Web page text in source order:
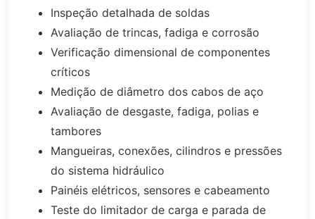
Inspeção detalhada de soldas
Avaliação de trincas, fadiga e corrosão
Verificação dimensional de componentes
críticos
Medição de diâmetro dos cabos de aço
Avaliação de desgaste, fadiga, polias e
tambores
Mangueiras, conexões, cilindros e pressões
do sistema hidráulico
Painéis elétricos, sensores e cabeamento
Teste do limitador de carga e parada de